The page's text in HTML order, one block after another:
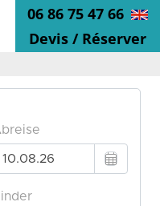
06 86 75 47 66
Devis / Réserver